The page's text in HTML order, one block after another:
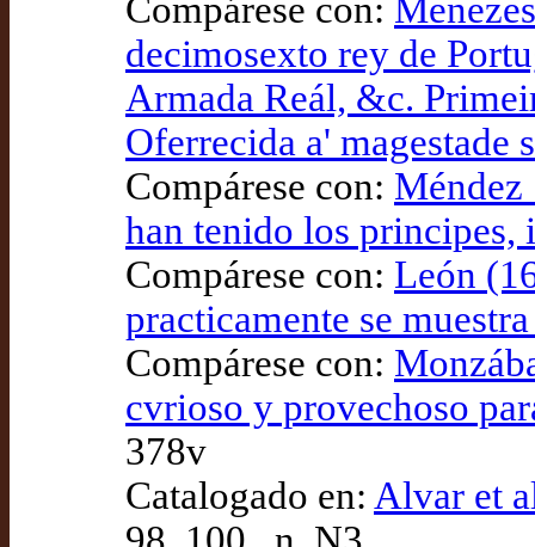
Compárese con:
decimosexto rey de
Armada Reál, &c.
Oferrecida a' magestade
Compárese con: Méndez
han tenido los principes,
Compárese con: León
practicamente se
Compárese con:
cvrioso y provechoso
378v
Catalogado en: Alvar et